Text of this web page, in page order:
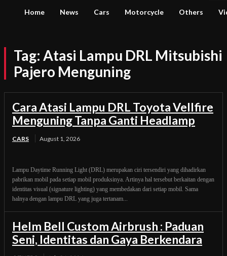
Home News Cars Motorcycle Others
Tag: Atasi Lampu DRL Mitsubishi
Pajero Menguning
Cara Atasi Lampu DRL Toyota Vellfire
Menguning Tanpa Ganti Headlamp
CARS August 1, 2026
Lampu Daytime Running Light (DRL) merupakan ciri tersendiri yang dihadirkan
pabrikan mobil pada setiap mobil produksinya. Artinya hal tersebut berkaitan dengan
identitas visual (signature lighting) yang membedakan dari setiap mobil. Sama
halnya dengan lampu DRL yang juga tertanam...
Helm Bell Custom Airbrush : Paduan
Seni, Identitas dan Gaya Berkendara